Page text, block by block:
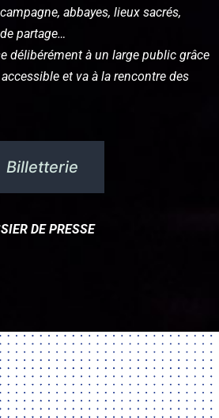
abbayes, lieux sacrés,
partage…
délibérément à un large public grâce
et va à la rencontre des
Billetterie
DE PRESSE